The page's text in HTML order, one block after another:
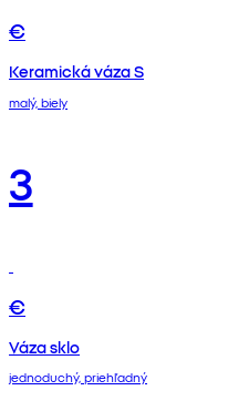
€
Keramická váza S
malý, biely
3
€
Váza sklo
jednoduchý, priehľadný